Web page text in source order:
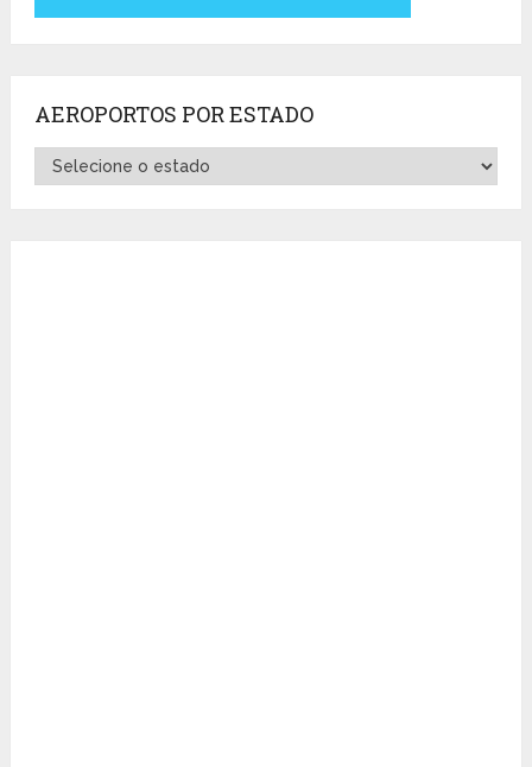
AEROPORTOS POR ESTADO
Aeroportos
por